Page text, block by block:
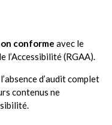
conforme avec le
l’Accessibilité (RGAA).
d’audit complet
contenus ne